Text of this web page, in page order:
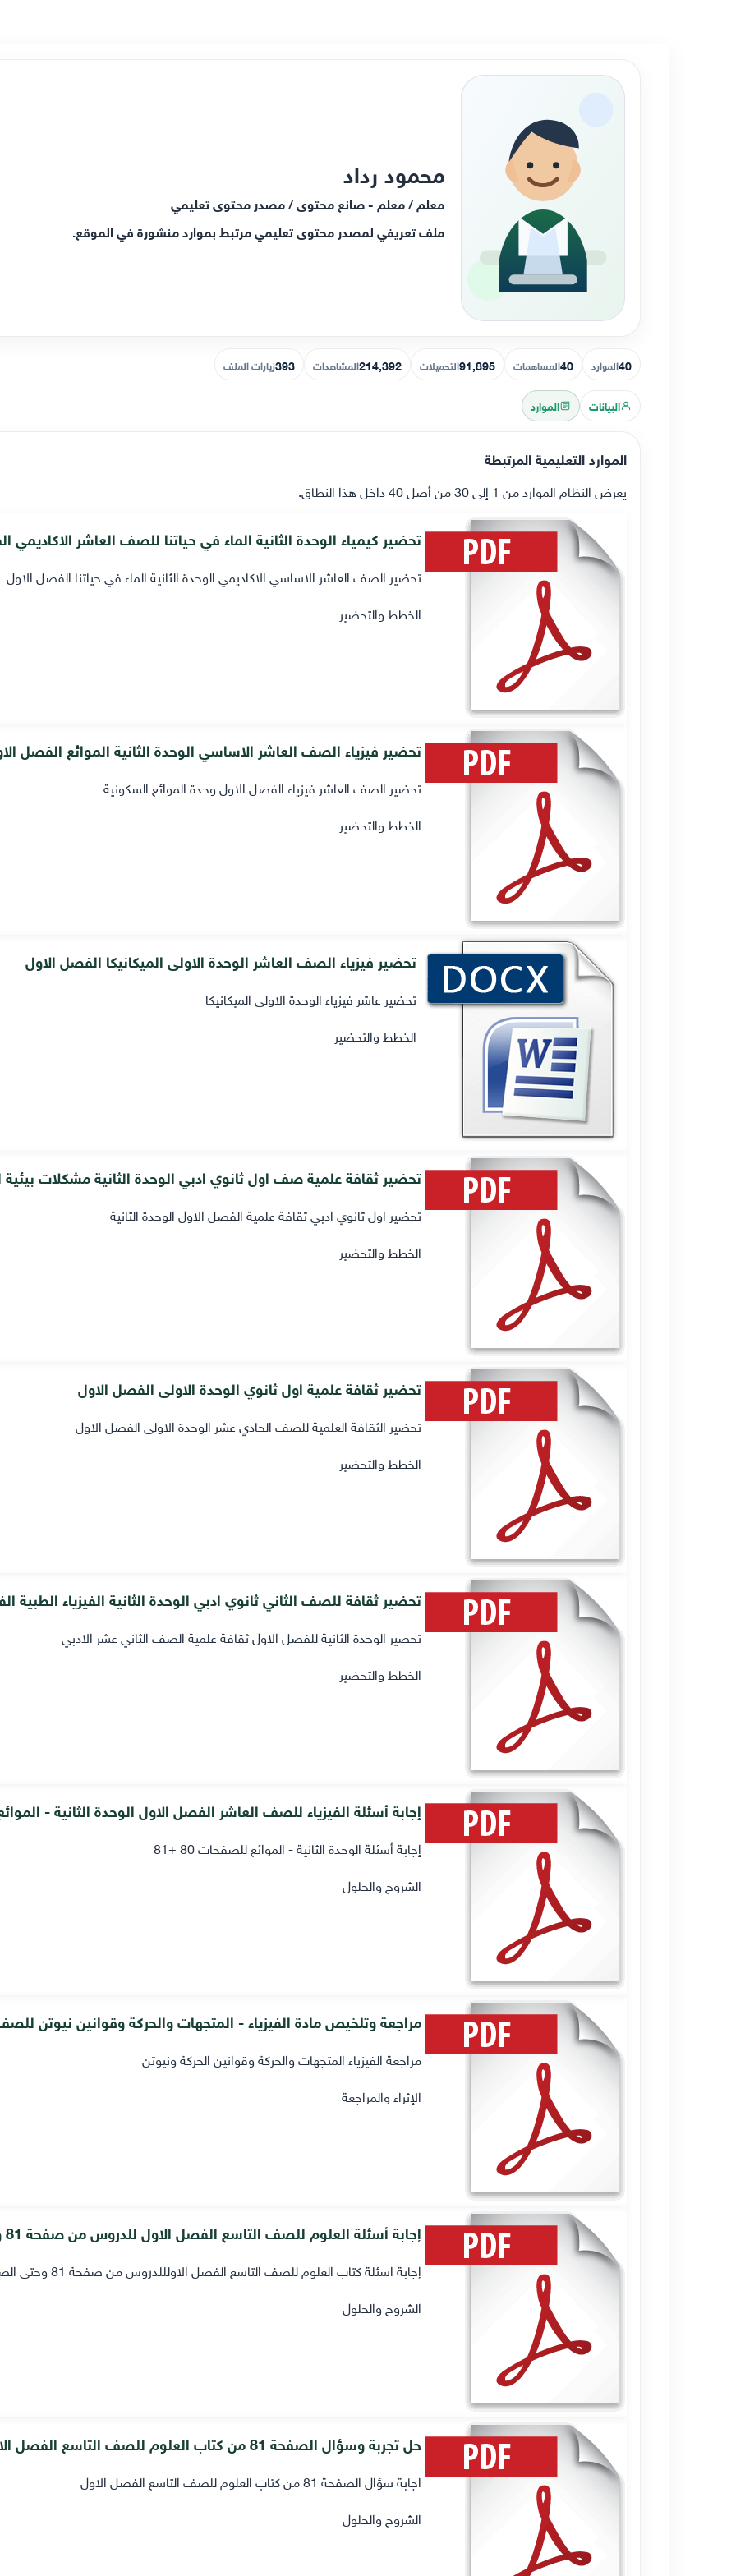
محمود رداد
معلم / معلم - صانع محتوى / مصدر محتوى تعليمي
ملف تعريفي لمصدر محتوى تعليمي مرتبط بموارد منشورة في الموقع.
40الموارد 40المساهمات 91,895التحميلات 214,392المشاهدات 393زيارات الملف
البيانات الموارد
الموارد التعليمية المرتبطة
يعرض النظام الموارد من 1 إلى 30 من أصل 40 داخل هذا النطاق.
تحضير كيمياء الوحدة الثانية الماء في حياتنا للصف العاشر الاكاديمي
تحضير الصف العاشر الاساسي الاكاديمي الوحدة الثانية الماء في حياتنا الفصل الاول
الخطط والتحضير
تحضير فيزياء الصف العاشر الاساسي الوحدة الثانية الموائع الفصل
تحضير الصف العاشر فيزياء الفصل الاول وحدة الموائع السكونية
الخطط والتحضير
تحضير فيزياء الصف العاشر الوحدة الاولى الميكانيكا الفصل الاول
تحضير عاشر فيزياء الوحدة الاولى الميكانيكا
الخطط والتحضير
تحضير ثقافة علمية صف اول ثانوي ادبي الوحدة الثانية مشكلات
تحضير اول ثانوي ادبي ثقافة علمية الفصل الاول الوحدة الثانية
الخطط والتحضير
تحضير ثقافة علمية اول ثانوي الوحدة الاولى الفصل الاول
تحضير الثقافة العلمية للصف الحادي عشر الوحدة الاولى الفصل الاول
الخطط والتحضير
تحضير ثقافة للصف الثاني ثانوي ادبي الوحدة الثانية الفيزياء الطبية
تحصير الوحدة الثانية للفصل الاول ثقافة علمية الصف الثاني عشر الادبي
الخطط والتحضير
إجابة أسئلة الفيزياء للصف العاشر الفصل الاول الوحدة الثانية - الموائع ص
إجابة أسئلة الوحدة الثانية - الموائع للصفحات 80 +81
الشروح والحلول
مراجعة وتلخيص مادة الفيزياء - المتجهات والحركة وقوانين نيوتن
مراجعة الفيزياء المتجهات والحركة وقوانين الحركة ونيوتن
الإثراء والمراجعة
إجابة أسئلة العلوم للصف التاسع الفصل الاول للدروس من صفحة 81 وحتى 97 البنود+الدرس+تقويم الوحدة
إجابة اسئلة كتاب العلوم للصف التاسع الفصل الاولللدروس من صفحة 81 وحتى الصفحة 97
الشروح والحلول
حل تجربة وسؤال الصفحة 81 من كتاب العلوم للصف التاسع الفصل الاول
اجابة سؤال الصفحة 81 من كتاب العلوم للصف التاسع الفصل الاول
الشروح والحلول